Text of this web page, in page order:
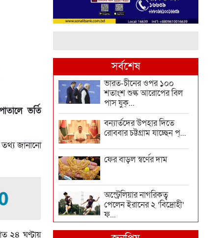
ভর্তি
জানানো
২৪ ঘণ্টায়
সর্বশেষ
ভারত-চীনের ওপর ১০০
শতাংশ শুল্ক আরোপের বিল
পাস যুক্...
বন্যার্তদের উপহার দিতে
রোববার চট্টগ্রাম যাচ্ছেন প্...
ফের বাড়ল স্বর্ণের দাম
অস্ট্রেলিয়ার নাগরিকত্ব
পেলেন ইরানের ২ ‘বিদ্রোহী’
ফ...
কাঠামোগত সংস্কার না হলে